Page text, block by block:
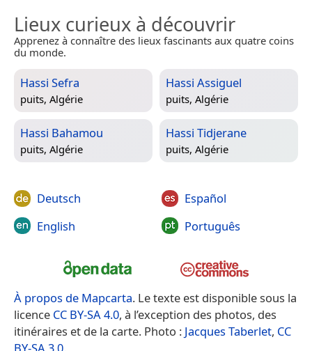
Lieux curieux à découvrir
Apprenez à connaître des lieux fascinants aux quatre coins
du monde.
Hassi Sefra
puits, Algérie
Hassi Assiguel
puits, Algérie
Hassi Bahamou
puits, Algérie
Hassi Tidjerane
puits, Algérie
Deutsch
English
Español
Português
À propos de Mapcarta. Le texte est disponible sous la
licence CC BY-SA 4.0, à l’exception des photos, des
itinéraires et de la carte. Photo : Jacques Taberlet, CC